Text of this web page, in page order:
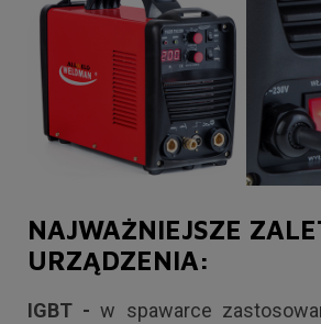
NAJWAŻNIEJSZE
URZĄDZENIA:
IGBT -w spawarce